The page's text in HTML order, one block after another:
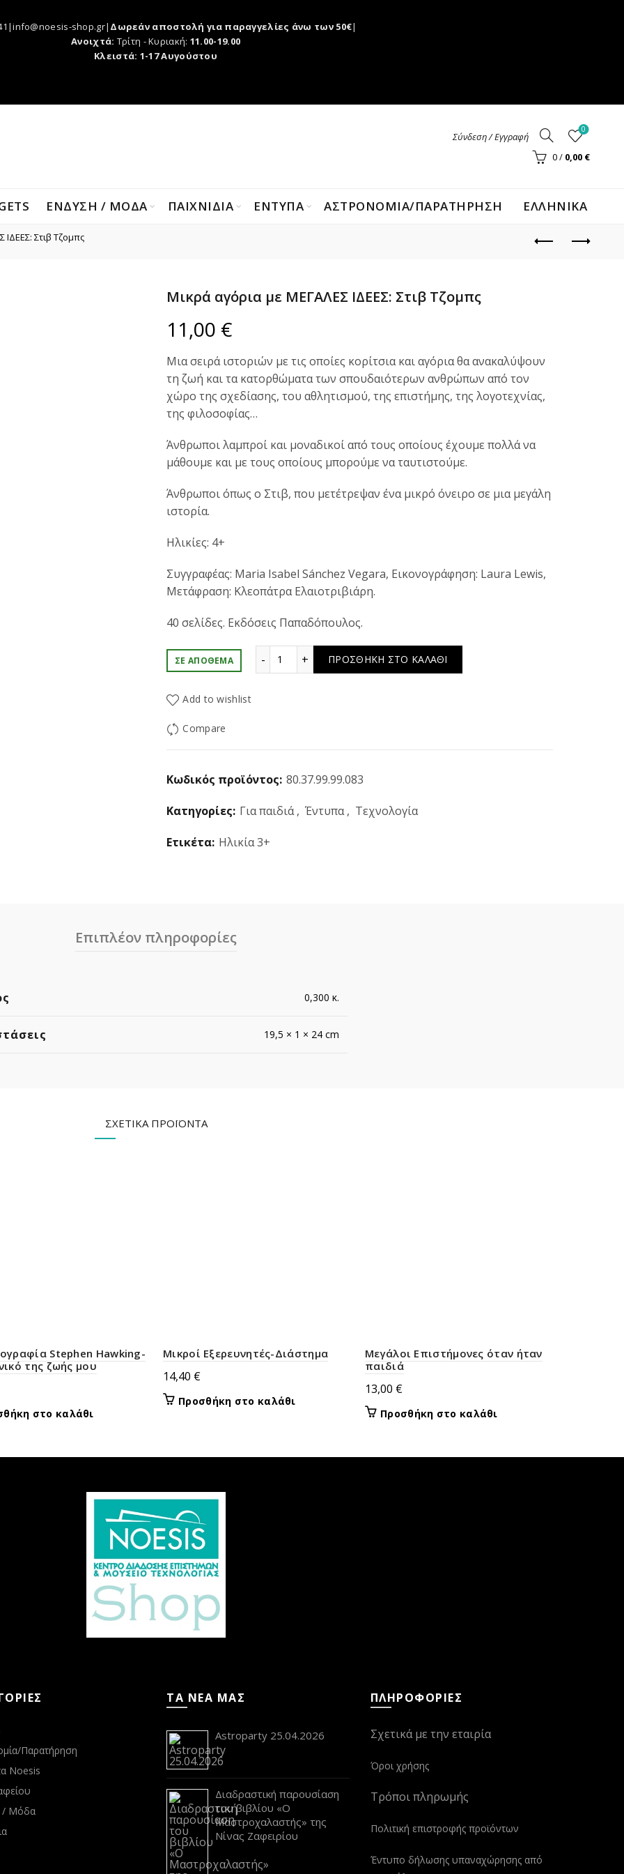
shop.gr| Δωρεάν αποστολή για παραγγελίες άνω των 50€|
Ανοιχτά: Τρίτη - Κυριακή: 11.00-19.00
Κλειστά: 1-17 Αυγούστου
Σύνδεση / Εγγραφή
0
0/ 0,00 €
ΕΝΔΥΣΗ / ΜΟΔΑ ΠΑΙΧΝΙΔΙΑ ΕΝΤΥΠΑ ΑΣΤΡΟΝΟΜΊΑ/ΠΑΡΑΤΉΡΗΣΗ ΕΛΛΗΝΙΚΑ
Στιβ Τζομπς
Μικρά αγόρια με ΜΕΓΑΛΕΣ ΙΔΕΕΣ: Στιβ Τζομπς
11,00 €
Μια σειρά ιστοριών με τις οποίες κορίτσια και αγόρια θα ανακαλύψουν
τη ζωή και τα κατορθώματα των σπουδαιότερων ανθρώπων από τον
χώρο της σχεδίασης, του αθλητισμού, της επιστήμης, της λογοτεχνίας,
της φιλοσοφίας…
Άνθρωποι λαμπροί και μοναδικοί από τους οποίους έχουμε πολλά να
μάθουμε και με τους οποίους μπορούμε να ταυτιστούμε.
Άνθρωποι όπως ο Στιβ, που μετέτρεψαν ένα μικρό όνειρο σε μια μεγάλη
ιστορία.
Ηλικίες: 4+
Συγγραφέας: Maria Isabel Sánchez Vegara, Εικονογράφηση: Laura Lewis,
Μετάφραση: Κλεοπάτρα Ελαιοτριβιάρη.
40 σελίδες. Εκδόσεις Παπαδόπουλος.
ΣΕ ΑΠΌΘΕΜΑ ΠΡΟΣΘΉΚΗ ΣΤΟ ΚΑΛΆΘΙ
Add to wishlist
Compare
Κωδικός προϊόντος: 80.37.99.99.083
Κατηγορίες: Για παιδιά , Έντυπα , Τεχνολογία
Ετικέτα: Ηλικία 3+
Επιπλέον πληροφορίες
0,300 κ.
19,5 × 1 × 24 cm
ΣΧΕΤΙΚΆ ΠΡΟΪΌΝΤΑ
Stephen Hawking-
της ζωής μου
στο καλάθι
Μικροί Εξερευνητές-Διάστημα
14,40 €
Προσθήκη στο καλάθι
Μεγάλοι Επιστήμονες όταν ήταν
παιδιά
13,00 €
Προσθήκη στο καλάθι
Παρατήρηση
Noesis
/ Μόδα
ΤΑ ΝΕΑ ΜΑΣ
Astroparty 25.04.2026
Διαδραστική παρουσίαση
του βιβλίου «Ο
Μαστροχαλαστής» της
Νίνας Ζαφειρίου
ΠΛΗΡΟΦΟΡΙΕΣ
Σχετικά με την εταιρία
Όροι χρήσης
Τρόποι πληρωμής
Πολιτική επιστροφής προϊόντων
Έντυπο δήλωσης υπαναχώρησης από